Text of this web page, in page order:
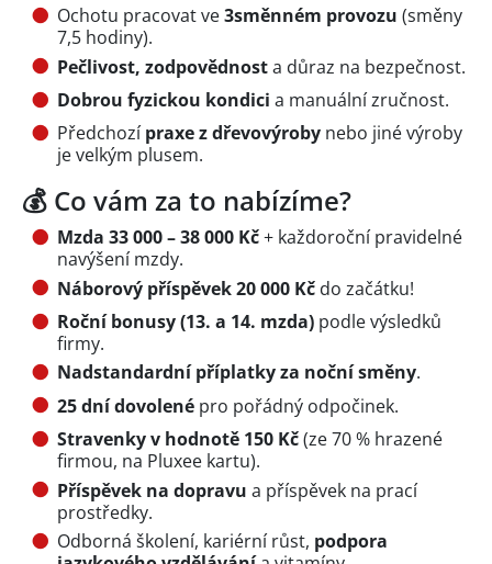
Ochotu pracovat ve3směnném provozu (směny
7,5 hodiny).
Pečlivost, zodpovědnosta důraz na bezpečnost.
Dobrou fyzickou kondici a manuální zručnost.
Předchozípraxe z dřevovýroby nebo jiné výroby
je velkým plusem.
💰 Co vám za to nabízíme?
Mzda 33 000 – 38 000 Kč+ každoroční pravidelné
navýšení mzdy.
Náborový příspěvek 20 000 Kč do začátku!
Roční bonusy (13. a 14. mzda) podle výsledků
firmy.
Nadstandardní příplatky za noční směny.
25 dní dovolené pro pořádný odpočinek.
Stravenky v hodnotě 150 Kč(ze 70 % hrazené
firmou, na Pluxee kartu).
Příspěvek na dopravu a příspěvek na prací
prostředky.
Odborná školení, kariérní růst, podpora